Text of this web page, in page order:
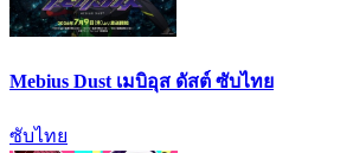
Mebius Dust เมบิอุส ดัสต์ ซับไทย
ซับไทย